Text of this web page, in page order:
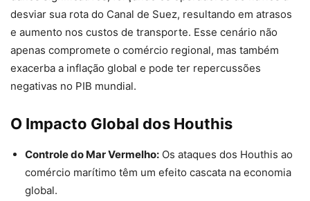
desviar sua rota do Canal de Suez, resultando em atrasos
e aumento nos custos de transporte. Esse cenário não
apenas compromete o comércio regional, mas também
exacerba a inflação global e pode ter repercussões
negativas no PIB mundial.
O Impacto Global dos Houthis
Controle do Mar Vermelho: Os ataques dos Houthis ao
comércio marítimo têm um efeito cascata na economia
global.